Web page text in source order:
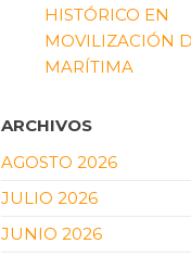
HISTÓRICO EN
MOVILIZACIÓN
MARÍTIMA
ARCHIVOS
AGOSTO 2026
JULIO 2026
JUNIO 2026